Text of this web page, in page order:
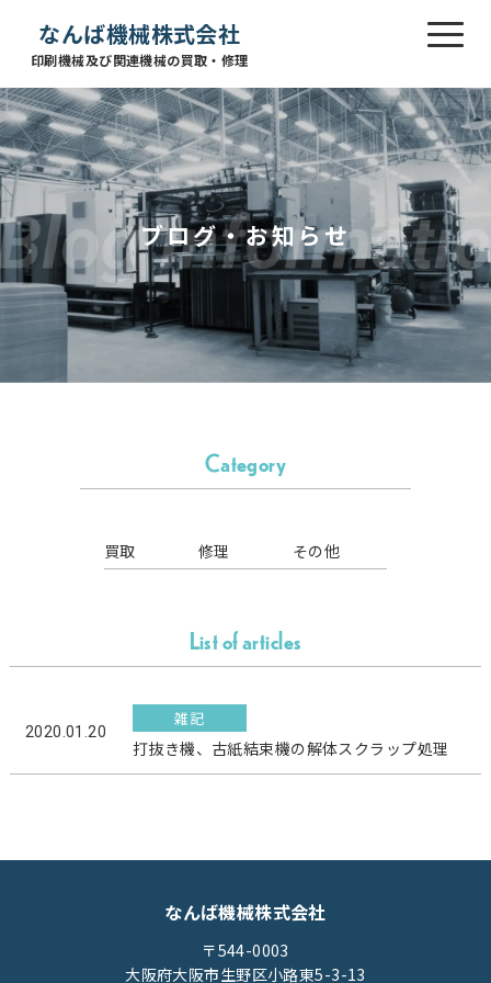
なんば機械株式会社
印刷機械及び関連機械の買取・修理
ブログ・お知らせ
Category
買取 修理 その他
List of articles
2020.01.20
雑記
打抜き機、古紙結束機の解体スクラップ処理
なんば機械株式会社
〒544-0003
大阪府大阪市生野区小路東5-3-13